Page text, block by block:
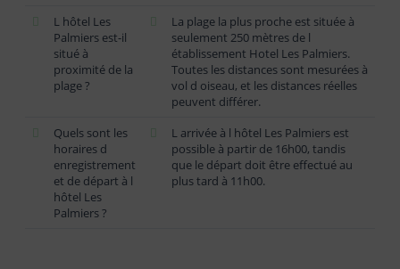
L hôtel Les
Palmiers est-il
situé à
proximité de la
plage ?
La plage la plus proche est située à
seulement 250 mètres de l
établissement Hotel Les Palmiers.
Toutes les distances sont mesurées à
vol d oiseau, et les distances réelles
peuvent différer.
Quels sont les
horaires d
enregistrement
et de départ à l
hôtel Les
Palmiers ?
L arrivée à l hôtel Les Palmiers est
possible à partir de 16h00, tandis
que le départ doit être effectué au
plus tard à 11h00.